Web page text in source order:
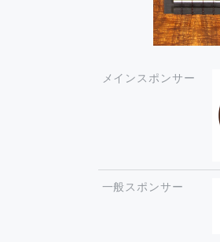
メインスポンサー
一般スポンサー